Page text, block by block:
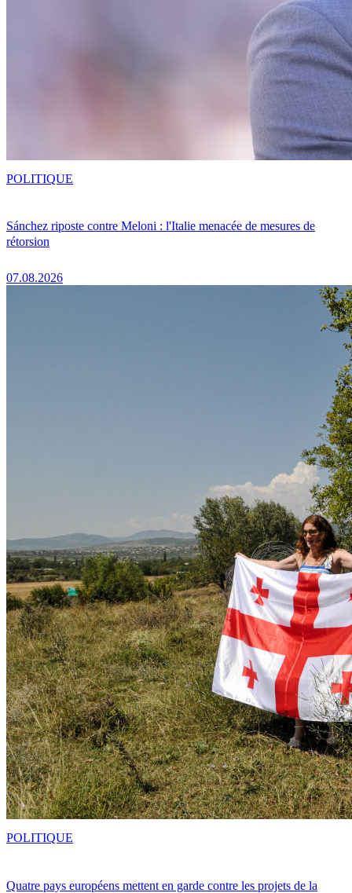
Sánchez riposte contre Meloni : l'Italie menacée de mesures de
rétorsion
07.08.2026
POLITIQUE
Quatre pays européens mettent en garde contre les projets de la
POLITIQUE